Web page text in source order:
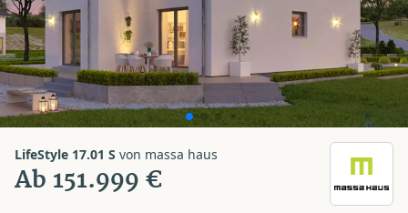
LifeStyle 17.01 S von massa haus
Ab 151.999 €